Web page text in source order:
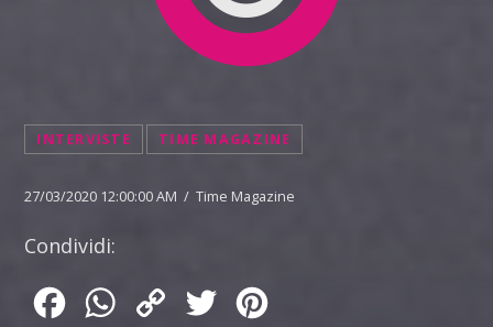
INTERVISTE TIME MAGAZINE
27/03/2020 12:00:00 AM / Time Magazine
Condividi:
FacebookWhatsApp
Copy
Twitter